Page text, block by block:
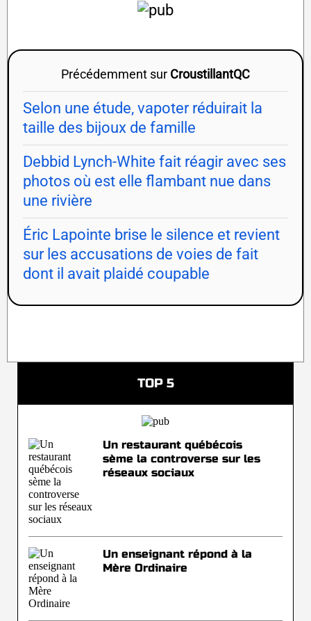
Précédemment sur CroustillantQC
Selon une étude, vapoter réduirait la
taille des bijoux de famille
Debbid Lynch-White fait réagir avec ses
photos où est elle flambant nue dans
une rivière
Éric Lapointe brise le silence et revient
sur les accusations de voies de fait
dont il avait plaidé coupable
TOP 5
Un restaurant québécois
sème la controverse sur les
réseaux sociaux
Un enseignant répond à la
Mère Ordinaire